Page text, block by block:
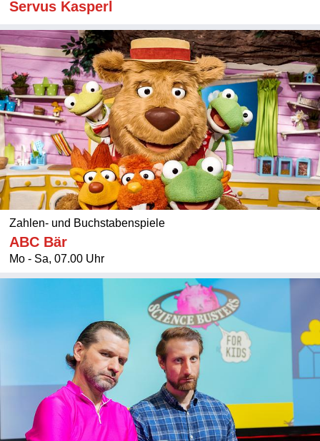
Servus Kasperl
Zahlen- und Buchstabenspiele
ABC Bär
Mo - Sa, 07.00 Uhr